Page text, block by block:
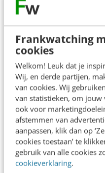
Frankwatching
cookies
Welkom! Leuk dat je
Wij, en derde partijen,
van cookies. Wij
van statistieken, om
ook voor
afstemmen van
aanpassen, klik dan op
cookies toestaan’ te
gebruik van alle cookies
cookieverklaring.
Meer contactopties
Frankwatching
Adverteren
Contact
Nieuwsbrieven
Over ons
Ons team
Werken bij
Whitepapers